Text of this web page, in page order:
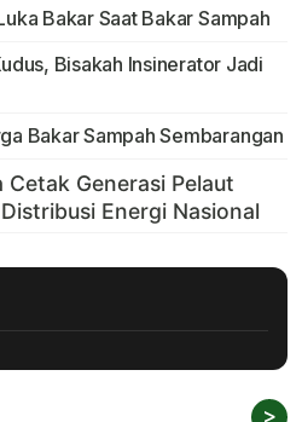
Bakar Saat Bakar Sampah
Bisakah Insinerator Jadi
Bakar Sampah Sembarangan
>